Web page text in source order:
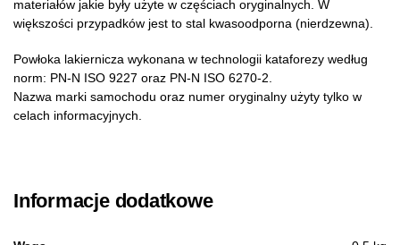
materiałów jakie były użyte w częściach oryginalnych. W
większości przypadków jest to stal kwasoodporna (nierdzewna).
Powłoka lakiernicza wykonana w technologii kataforezy według
norm: PN-N ISO 9227 oraz PN-N ISO 6270-2.
Nazwa marki samochodu oraz numer oryginalny użyty tylko w
celach informacyjnych.
Informacje dodatkowe